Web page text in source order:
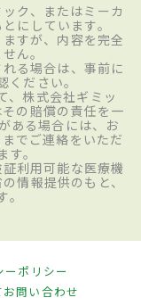
ク、またはミーカ
にしています。
すが、内容を完全
ん。
る場合は、事前に
ださい。
、株式会社ギミッ
の賠償の責任を一
ある場合には、お
でご連絡をいただ
。
利用可能な医療機
情報提供のもと、
ーポリシー
お問い合わせ